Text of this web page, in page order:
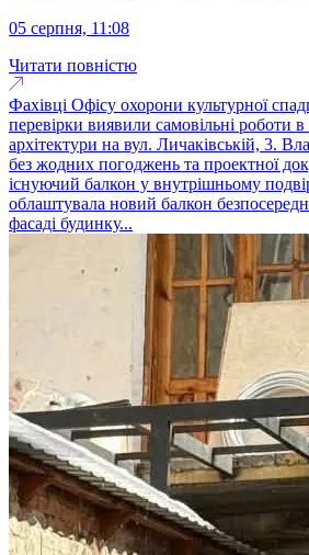
05 серпня, 11:08
Читати повністю
Фахівці Офісу охорони культурної
перевірки виявили самовільні роботи в
архітектури на вул. Личаківській, 3.
без жодних погоджень та проектної
існуючий балкон у внутрішньому
облаштувала новий балкон
фасаді будинку...